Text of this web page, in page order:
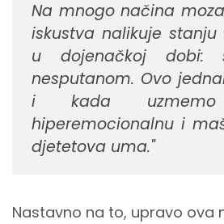
Na mnogo načina
iskustva nalikuje
u dojenačkoj dobi:
nesputanom. Ovo
i kada
hiperemocionalnu i
djetetova uma."
Nastavno na to, upravo ova